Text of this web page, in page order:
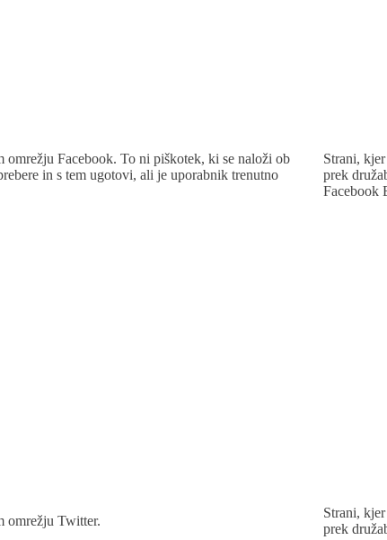
omrežju Facebook. To ni piškotek, ki se naloži ob
in s tem ugotovi, ali je uporabnik trenutno
Strani,
prek
Facebook
omrežju Twitter.
Strani,
prek